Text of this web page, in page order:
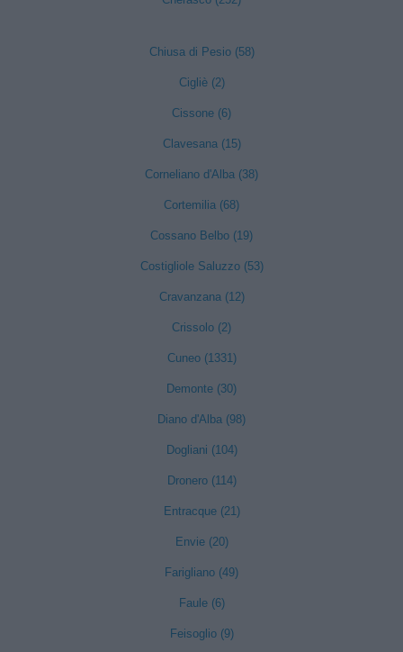
Chiusa di Pesio (58)
Cigliè (2)
Cissone (6)
Clavesana (15)
Corneliano d'Alba (38)
Cortemilia (68)
Cossano Belbo (19)
Costigliole Saluzzo (53)
Cravanzana (12)
Crissolo (2)
Cuneo (1331)
Demonte (30)
Diano d'Alba (98)
Dogliani (104)
Dronero (114)
Entracque (21)
Envie (20)
Farigliano (49)
Faule (6)
Feisoglio (9)